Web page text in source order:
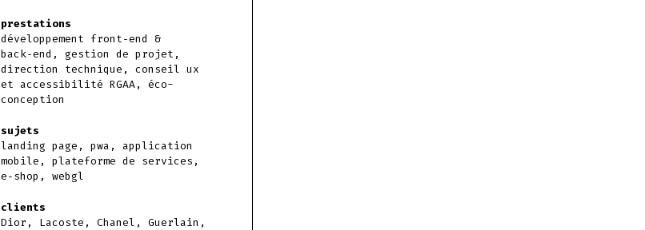
prestations
développement front‑end &
back‑end, gestion de projet,
direction technique, conseil ux
et accessibilité RGAA, éco-
conception
sujets
landing page, pwa, application
mobile, plateforme de services,
e‑shop, webgl
clients
Dior, Lacoste, Chanel, Guerlain,